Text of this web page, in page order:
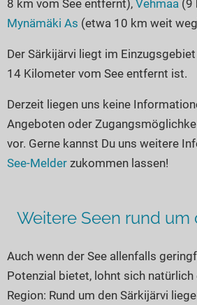
Bikeurlaub
Auszeit & Wellness
Ausgefallenes
Häuser auf dem Wasser
Hundefreundliche Unterkünfte
Glamping
Top Seen nach Bundesländern
Top Seen nach Regionen
Deutschlands Lieblingsseen
Seen in Europa
Österreich
Schweiz
Frankreich
Norwegen
alle Länder…
8 km vom See entfernt), Vehmaa (9
Mynämäki As (etwa 10 km weit
Der Särkijärvi liegt im
14 Kilometer vom See entfernt ist.
Derzeit liegen uns keine
Angeboten oder
vor. Gerne kannst Du uns weitere
See-Melder zukommen lassen!
Weitere Seen rund um
Auch wenn der See allenfalls
Potenzial bietet, lohnt sich natürlich
Region: Rund um den Särkijärvi